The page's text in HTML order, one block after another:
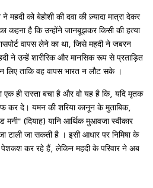
महदी को बेहोशी की दवा की ज़्यादा मात्रा देकर
कहना है कि उन्होंने जानबूझकर किसी की हत्या
वापस लेने का था, जिसे महदी ने जबरन
ने उन्हें शारीरिक और मानसिक रूप से प्रताड़ित
लिए ताकि वह वापस भारत न लौट सके ।
एक ही रास्ता बचा है और वो यह है कि, यदि मृतक
कर दे। यमन की शरिया कानून के मुताबिक,
मनी" (दियाह) यानि आर्थिक मुआवजा स्वीकार
टाली जा सकती है । इसी आधार पर निमिषा के
कर रहे हैं, लेकिन महदी के परिवार ने अब